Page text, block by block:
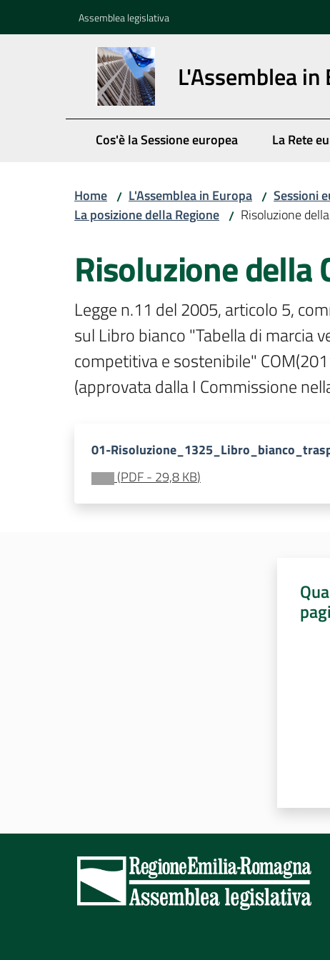
Assemblea legislativa
L'Assemblea in
Cos'è la Sessione europea La Rete
Home / L'Assemblea in Europa / Sessioni
La posizione della Regione / Risoluzione
Risoluzione della
Legge n.11 del 2005, articolo 5,
sul Libro bianco "Tabella di marcia
competitiva e sostenibile"
(approvata dalla I Commissione
01-
(PDF- 29,8 KB)